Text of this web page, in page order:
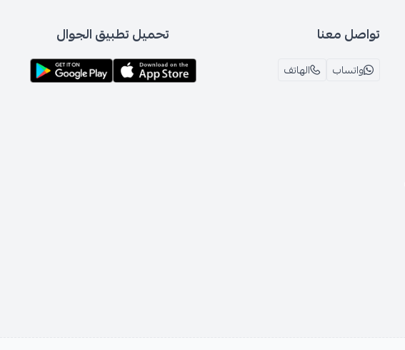
تواصل معنا
واتساب الهاتف
تحميل تطبيق الجوال